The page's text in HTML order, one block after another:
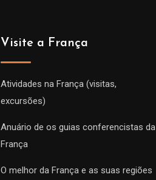
Visite a França
Atividades na França (visitas,
excursões)
Anuário de os guias conferencistas da
França
O melhor da França e as suas regiões